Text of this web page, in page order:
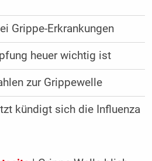
Grippe-Erkrankungen
heuer wichtig ist
zur Grippewelle
kündigt sich die Influenza